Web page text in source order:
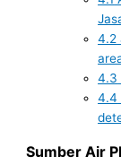
4.2
4.3
4.4
Sumber Air